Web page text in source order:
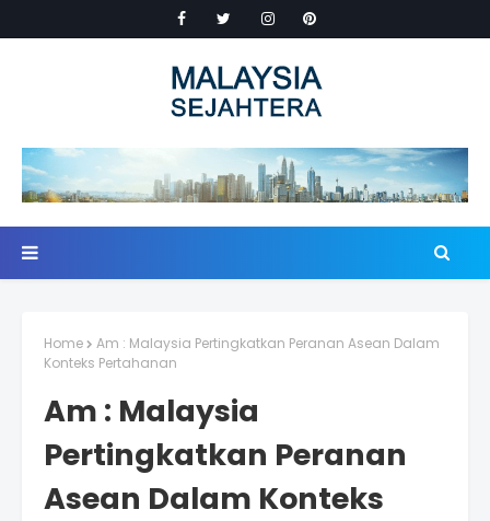
Home
Am : Malaysia Pertingkatkan Peranan Asean Dalam
Konteks Pertahanan
Am : Malaysia
Pertingkatkan Peranan
Asean Dalam Konteks